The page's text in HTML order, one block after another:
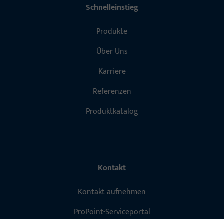
Schnelleinstieg
Produkte
Über Uns
Karriere
Referenzen
Produktkatalog
Kontakt
Kontakt aufnehmen
ProPoint-Serviceportal